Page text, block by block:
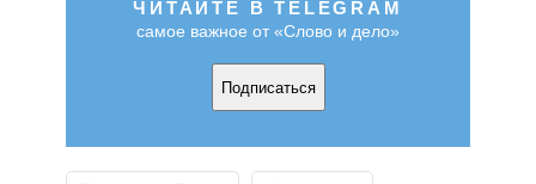
ЧИТАЙТЕ В TELEGRAM
самое важное от «Слово и дело»
Подписаться